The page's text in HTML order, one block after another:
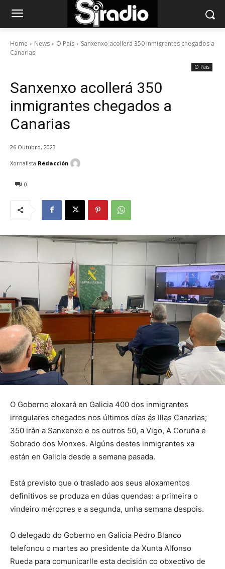
Home News O País
Sanxenxo acollerá 350 inmigrantes chegados a
Canarias
O País
Sanxenxo acollerá 350
inmigrantes chegados a
Canarias
26 Outubro, 2023
0
Xornalista Redacción
O Goberno aloxará en Galicia 400 dos inmigrantes
irregulares chegados nos últimos días ás Illas Canarias;
350 irán a Sanxenxo e os outros 50, a Vigo, A Coruña e
Sobrado dos Monxes. Algúns destes inmigrantes xa
están en Galicia desde a semana pasada.
Está previsto que o traslado aos seus aloxamentos
definitivos se produza en dúas quendas: a primeira o
vindeiro mércores e a segunda, unha semana despois.
O delegado do Goberno en Galicia Pedro Blanco
telefonou o martes ao presidente da Xunta Alfonso
Rueda para comunicarlle esta decisión co obxectivo de